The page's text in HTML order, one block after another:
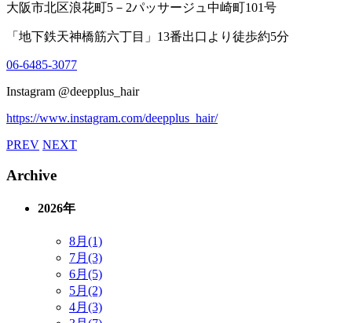
大阪市北区浪花町5 － 2パッサージュ中崎町101号
「地下鉄天神橋筋六丁目」 13番出口より徒歩約5分
06-6485-3077
Instagram @deepplus_hair
https://www.instagram.com/deepplus_hair/
PREV NEXT
Archive
2026年
8月(1)
7月(3)
6月(5)
5月(2)
4月(3)